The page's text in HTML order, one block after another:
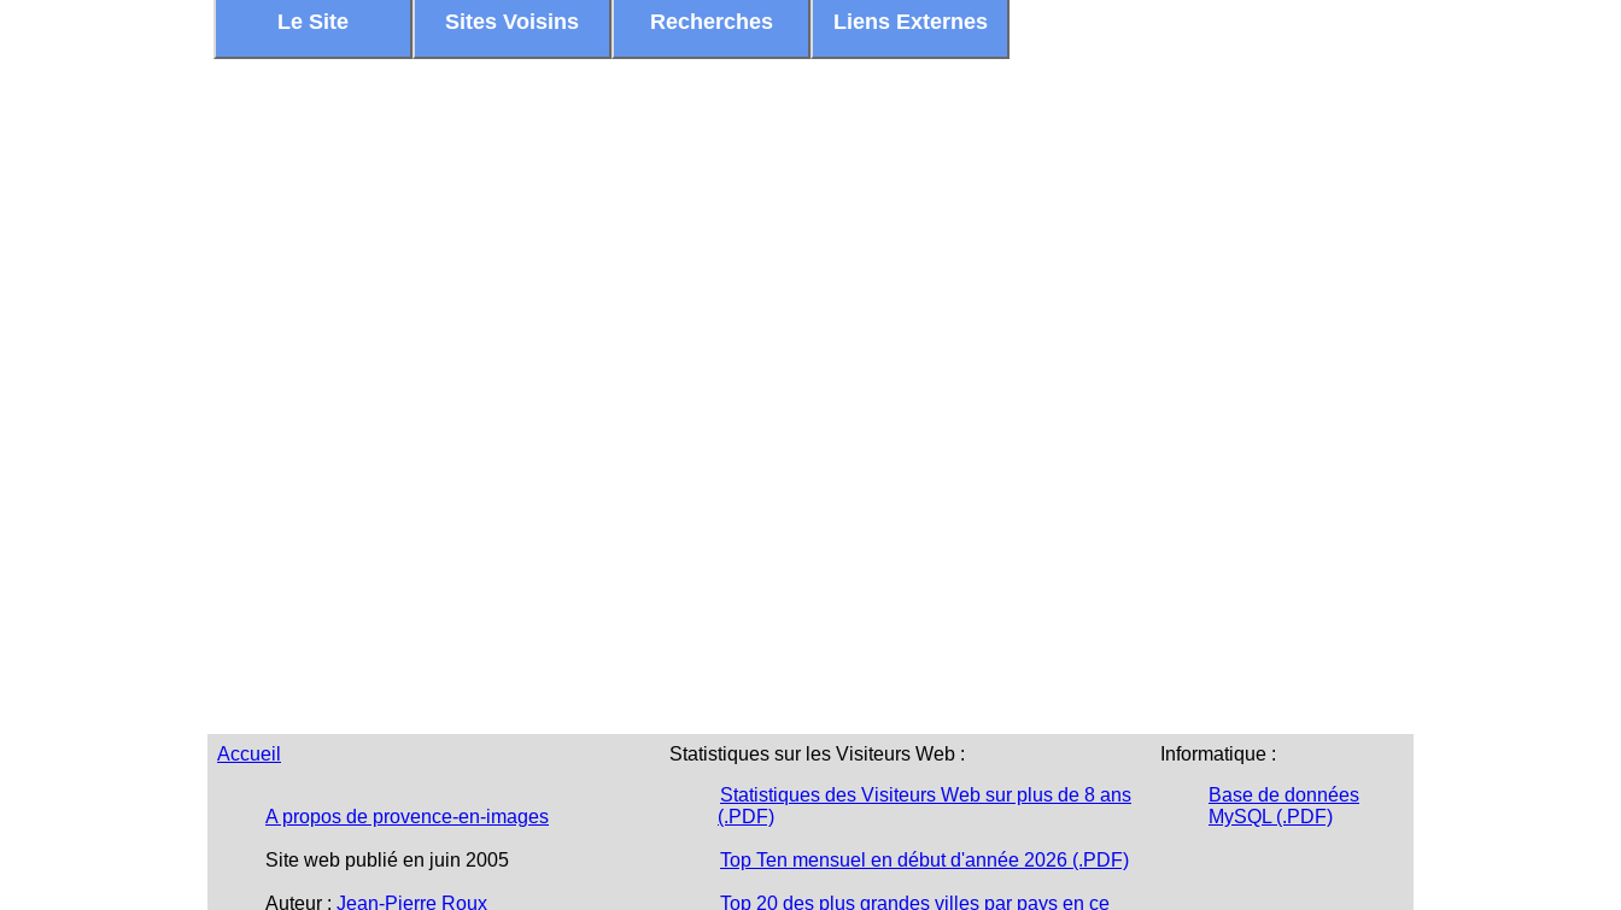
Le Site Sites Voisins Recherches Liens Externes
Accueil
A propos de provence-en-images
Site web publié en juin 2005
Auteur : Jean-Pierre Roux
Statistiques sur les Visiteurs Web :
Statistiques des Visiteurs Web sur plus de 8 ans
(.PDF)
Top Ten mensuel en début d'année 2026 (.PDF)
Top 20 des plus grandes villes par pays en ce
Informatique :
Base de données
MySQL (.PDF)